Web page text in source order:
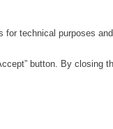
technical purposes
button. By closing